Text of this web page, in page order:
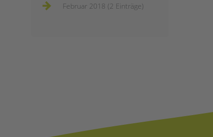
Februar 2018 (2 Einträge)